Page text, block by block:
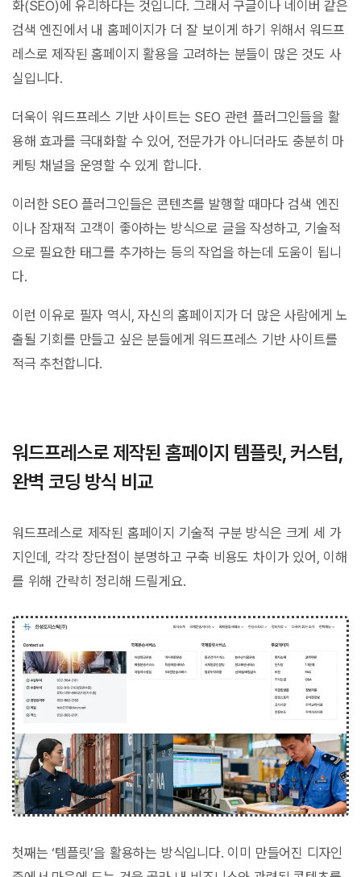
화(SEO)에 유리하다는 것입니다. 그래서 구글이나 네이버 같은
검색 엔진에서 내 홈페이지가 더 잘 보이게 하기 위해서 워드프
레스로 제작된 홈페이지 활용을 고려하는 분들이 많은 것도 사
실입니다.
더욱이 워드프레스 기반 사이트는 SEO 관련 플러그인들을 활
용해 효과를 극대화할 수 있어, 전문가가 아니더라도 충분히 마
케팅 채널을 운영할 수 있게 합니다.
이러한 SEO 플러그인들은 콘텐츠를 발행할 때마다 검색 엔진
이나 잠재적 고객이 좋아하는 방식으로 글을 작성하고, 기술적
으로 필요한 태그를 추가하는 등의 작업을 하는데 도움이 됩니
다.
이런 이유로 필자 역시, 자신의 홈페이지가 더 많은 사람에게 노
출될 기회를 만들고 싶은 분들에게 워드프레스 기반 사이트를
적극 추천합니다.
워드프레스로 제작된 홈페이지 템플릿, 커스텀,
완벽 코딩 방식 비교
워드프레스로 제작된 홈페이지 기술적 구분 방식은 크게 세 가
지인데, 각각 장단점이 분명하고 구축 비용도 차이가 있어, 이해
를 위해 간략히 정리해 드릴게요.
첫째는 ‘템플릿’을 활용하는 방식입니다. 이미 만들어진 디자인